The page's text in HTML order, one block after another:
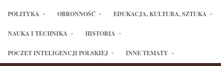
POLITYKA OBRONNOŚĆ EDUKACJA, KULTURA, SZTUKA
NAUKA I TECHNIKA HISTORIA
POCZET INTELIGENCJI POLSKIEJ INNE TEMATY